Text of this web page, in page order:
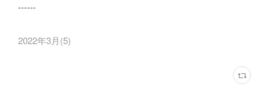
------
2022年3月(5)